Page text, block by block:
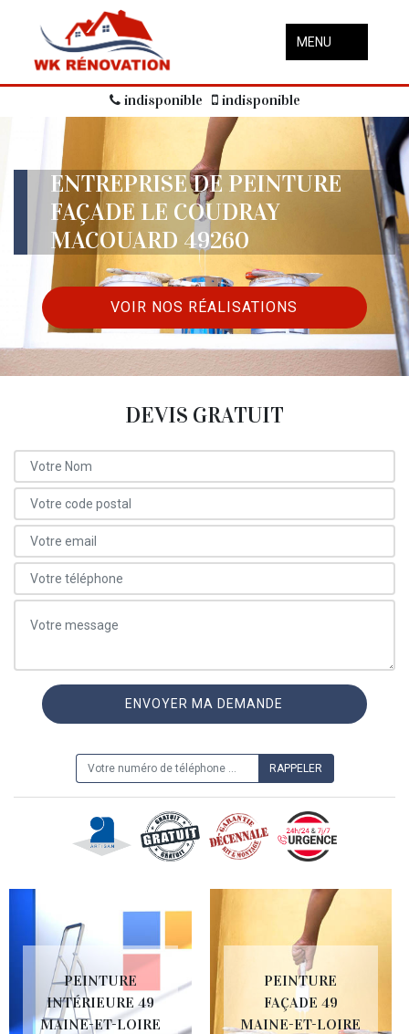
MENU
indisponible indisponible
ENTREPRISE DE PEINTURE
FAÇADE LE COUDRAY
MACOUARD 49260
VOIR NOS RÉALISATIONS
DEVIS GRATUIT
PEINTURE
INTÉRIEURE 49
MAINE-ET-LOIRE
PEINTURE
FAÇADE 49
MAINE-ET-LOIRE